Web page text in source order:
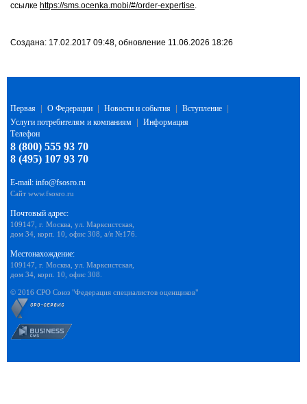
ссылке https://sms.ocenka.mobi/#/order-expertise.
Создана: 17.02.2017 09:48, обновление 11.06.2026 18:26
Первая О Федерации Новости и события Вступление
Услуги потребителям и компаниям
Информация
Телефон
8 (800) 555 93 70
8 (495) 107 93 70
E-mail: info@fsosro.ru
Сайт www.fsosro.ru
Почтовый адрес:
109147, г. Москва, ул. Марксистская,
дом 34, корп. 10, офис 308, а/я №176.
Местонахождение:
109147, г. Москва, ул. Марксистская,
дом 34, корп. 10, офис 308.
© 2016 СРО Союз "Федерация специалистов оценщиков"